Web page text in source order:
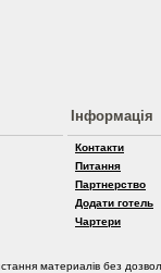
Інформація
Контакти
Питання
Партнерство
Додати готель
Чартери
материалів без